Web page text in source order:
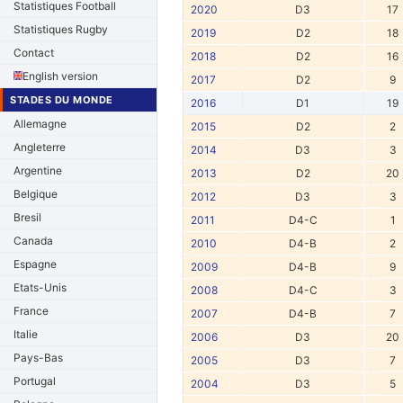
Statistiques Football
Statistiques Rugby
Contact
English version
STADES DU MONDE
Allemagne
Angleterre
Argentine
Belgique
Bresil
Canada
Espagne
Etats-Unis
France
Italie
Pays-Bas
Portugal
2020 D3
17
2019
D2
18
2018
D2
16
2017
D2
9
2016
D1
19
2015
D2
2
2014
D3
3
2013
D2
20
2012
D3
3
2011
D4-C
1
2010
D4-B
2
2009
D4-B
9
2008
D4-C
3
2007
D4-B
7
2006
D3
20
2005
D3
7
2004
D3
5